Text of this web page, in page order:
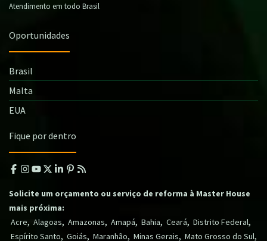
Atendimento em todo Brasil
Oportunidades
Brasil
Malta
EUA
Fique por dentro
Solicite um orçamento ou serviço de reforma à Master House
mais próxima:
Acre, Alagoas, Amazonas, Amapá, Bahia, Ceará, Distrito Federal,
Espírito Santo, Goiás, Maranhão, Minas Gerais, Mato Grosso do Sul,